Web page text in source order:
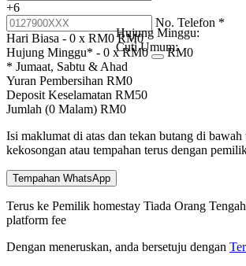
+6
No. Telefon *
Hari Biasa - 0 x RM0 RM0
Hujung Minggu* - 0 x RM0
Hujung Minggu:
Cuti Umum:RM0
* Jumaat, Sabtu & Ahad
Yuran Pembersihan RM0
Deposit Keselamatan RM50
Jumlah (0 Malam) RM0
Isi maklumat di atas dan tekan butang di
kekosongan atau tempahan terus dengan
Tempahan WhatsApp
Terus ke Pemilik homestay Tiada Orang Tengah
platform fee
Dengan meneruskan, anda bersetuju dengan